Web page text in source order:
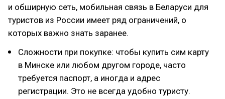
и обширную сеть, мобильная связь в Беларуси для
туристов из России имеет ряд ограничений, о
которых важно знать заранее.
Сложности при покупке: чтобы купить сим карту
в Минске или любом другом городе, часто
требуется паспорт, а иногда и адрес
регистрации. Это не всегда удобно туристу.